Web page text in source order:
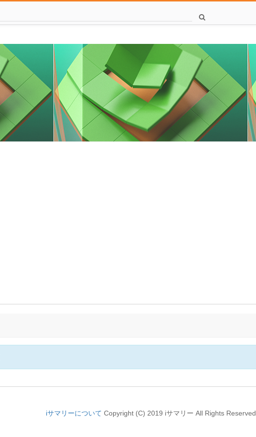
iサマリーについて Copyright (C) 2019 iサマリー All Rights Reserved